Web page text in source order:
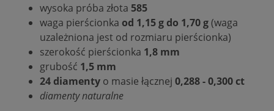
wysoka próba złota 585
waga pierścionka od 1,15 g do 1,70 g(waga
uzależniona jest od rozmiaru pierścionka)
szerokość pierścionka 1,8 mm
grubość 1,5 mm
24 diamenty o masie łącznej 0,288 - 0,300 ct
diamenty naturalne